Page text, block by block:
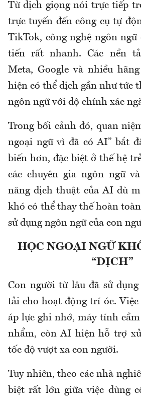
Từ dịch giọng nói trực tiếp
trực tuyến đến công cụ tự
TikTok, công nghệ ngôn
tiến rất nhanh. Các nền
Meta, Google và nhiều
hiện có thể dịch gần như tức
ngôn ngữ với độ chính xác
Trong bối cảnh đó, quan
ngoại ngữ vì đã có AI” bắt
biến hơn, đặc biệt ở thế hệ
các chuyên gia ngôn ngữ
năng dịch thuật của AI dù
khó có thể thay thế hoàn
sử dụng ngôn ngữ của con
HỌC NGOẠI NGỮ
“DỊCH”
Con người từ lâu đã sử
tải cho hoạt động trí óc.
áp lực ghi nhớ, máy tính
nhẩm, còn AI hiện hỗ trợ
tốc độ vượt xa con người.
Tuy nhiên, theo các nhà
biệt rất lớn giữa việc dùng